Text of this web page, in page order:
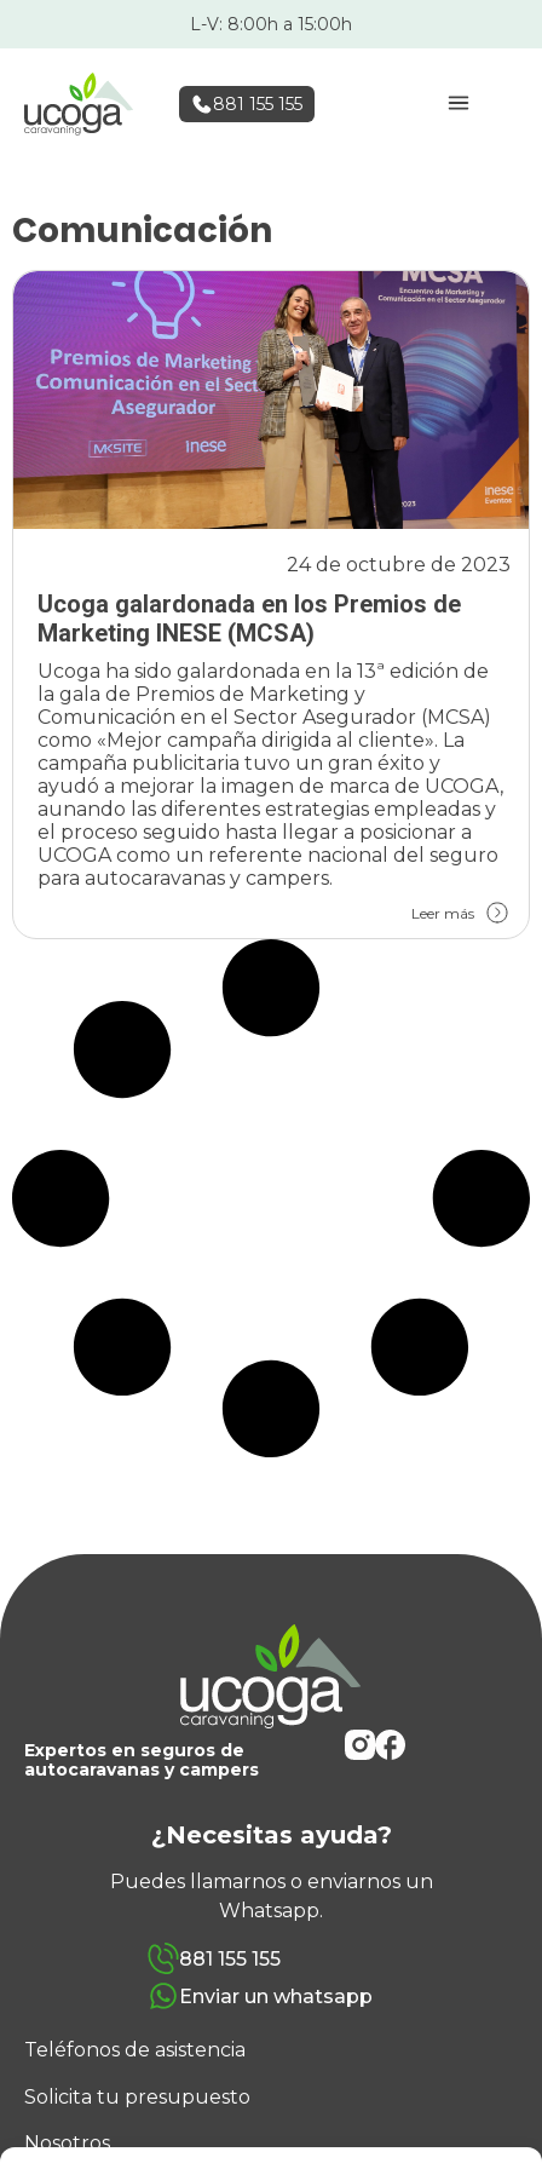
L-V: 8:00h a 15:00h
881 155 155
Comunicación
Ucoga galardonada en los Premios de
Marketing INESE (MCSA)
24 de octubre de 2023
Ucoga ha sido galardonada en la 13ª edición de
la gala de Premios de Marketing y
Comunicación en el Sector Asegurador (MCSA)
como «Mejor campaña dirigida al cliente». La
campaña publicitaria tuvo un gran éxito y
ayudó a mejorar la imagen de marca de UCOGA,
aunando las diferentes estrategias empleadas y
el proceso seguido hasta llegar a posicionar a
UCOGA como un referente nacional del seguro
para autocaravanas y campers.
Leer más
Expertos en seguros de
autocaravanas y campers
¿Necesitas ayuda?
Puedes llamarnos o enviarnos un
Whatsapp.
881 155 155
Enviar un whatsapp
Teléfonos de asistencia
Solicita tu presupuesto
Nosotros